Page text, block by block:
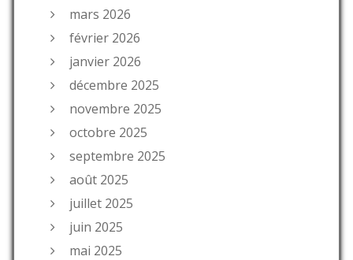
mars 2026
février 2026
janvier 2026
décembre 2025
novembre 2025
octobre 2025
septembre 2025
août 2025
juillet 2025
juin 2025
mai 2025